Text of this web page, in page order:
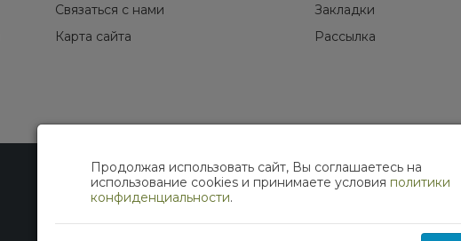
Связаться с нами
Карта сайта
Закладки
Рассылка
МЫ В СОЦИАЛЬНЫХ СЕТЯХ
Продолжая использовать сайт, Вы соглашаетесь на
использование cookies и принимаете условия политики
конфиденциальности.